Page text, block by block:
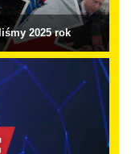
2025 rok